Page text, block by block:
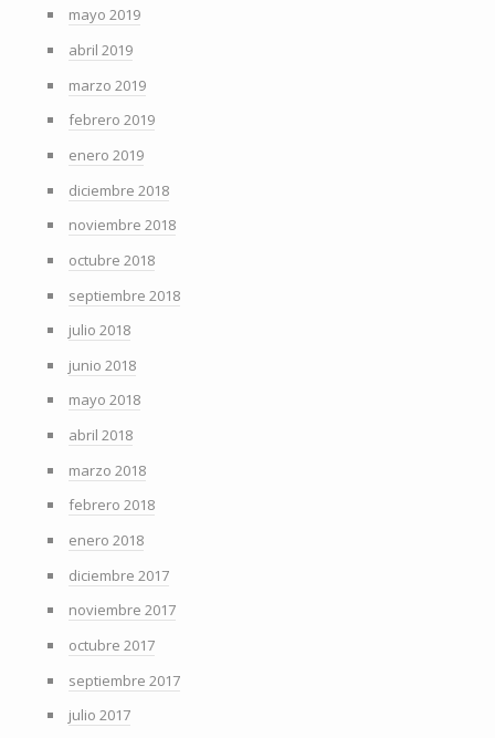
mayo 2019
abril 2019
marzo 2019
febrero 2019
enero 2019
diciembre 2018
noviembre 2018
octubre 2018
septiembre 2018
julio 2018
junio 2018
mayo 2018
abril 2018
marzo 2018
febrero 2018
enero 2018
diciembre 2017
noviembre 2017
octubre 2017
septiembre 2017
julio 2017